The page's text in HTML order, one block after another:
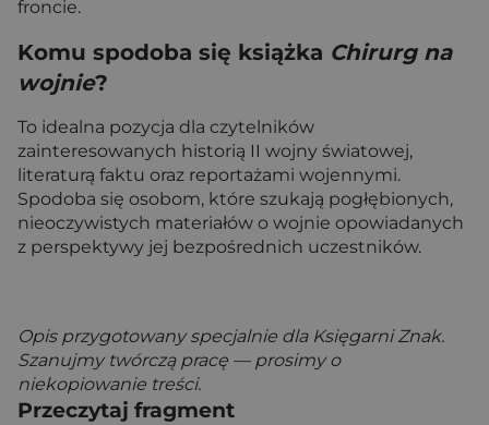
froncie.
Komu spodoba się książka Chirurg na
wojnie?
To idealna pozycja dla czytelników
zainteresowanych historią II wojny światowej,
literaturą faktu oraz reportażami wojennymi.
Spodoba się osobom, które szukają pogłębionych,
nieoczywistych materiałów o wojnie opowiadanych
z perspektywy jej bezpośrednich uczestników.
Opis przygotowany specjalnie dla Księgarni Znak.
Szanujmy twórczą pracę — prosimy o
niekopiowanie treści.
Przeczytaj fragment